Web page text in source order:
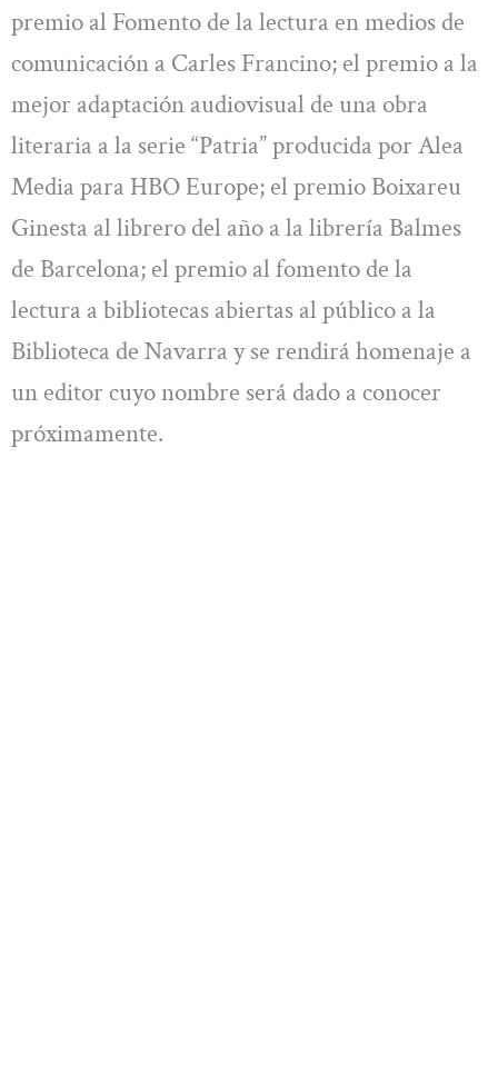
premio al Fomento de la lectura en medios de
comunicación a Carles Francino; el premio a la
mejor adaptación audiovisual de una obra
literaria a la serie “Patria” producida por Alea
Media para HBO Europe; el premio Boixareu
Ginesta al librero del año a la librería Balmes
de Barcelona; el premio al fomento de la
lectura a bibliotecas abiertas al público a la
Biblioteca de Navarra y se rendirá homenaje a
un editor cuyo nombre será dado a conocer
próximamente.